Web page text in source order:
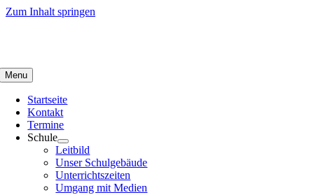
Zum Inhalt springen
Menu
Startseite
Kontakt
Termine
Schule
Leitbild
Unser Schulgebäude
Unterrichtszeiten
Umgang mit Medien